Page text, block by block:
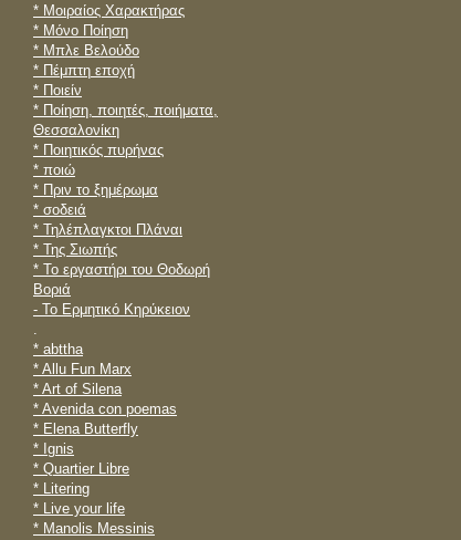
* Μοιραίος Χαρακτήρας
* Μόνο Ποίηση
* Μπλε Βελούδο
* Πέμπτη εποχή
* Ποιείν
* Ποίηση, ποιητές, ποιήματα,
Θεσσαλονίκη
* Ποιητικός πυρήνας
* ποιώ
* Πριν το ξημέρωμα
* σοδειά
* Τηλέπλαγκτοι Πλάναι
* Της Σιωπής
* To εργαστήρι του Θοδωρή
Βοριά
- Το Ερμητικό Κηρύκειον
.
* abttha
* Allu Fun Marx
* Art of Silena
* Avenida con poemas
* Elena Butterfly
* Ignis
* Quartier Libre
* Litering
* Live your life
* Manolis Messinis